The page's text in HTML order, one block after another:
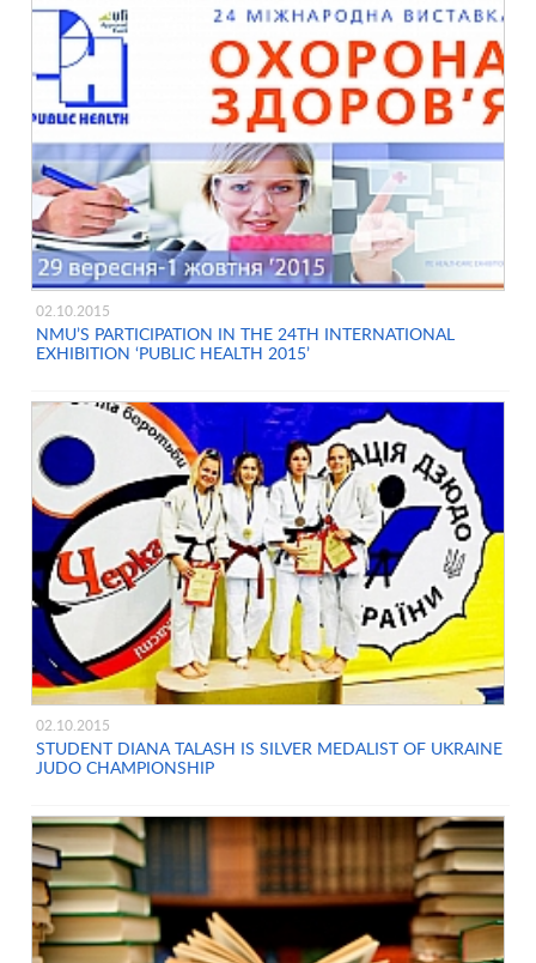
02.10.2015
NMU’S PARTICIPATION IN THE 24TH INTERNATIONAL
EXHIBITION ‘PUBLIC HEALTH 2015’
02.10.2015
STUDENT DIANA TALASH IS SILVER MEDALIST OF UKRAINE
JUDO CHAMPIONSHIP